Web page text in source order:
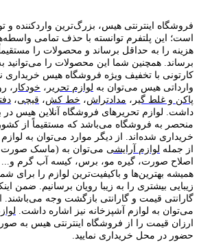
فروشگاه اینترنتی هیس، بزرگ‌ترین وارد‌کننده و
است؛ این پلتفرم توانسته با حذف تمامی
هزینه را به حداقل برساند و محصولات را
برساند. همچنین شما این محصولات را
کارتونی با تخفیف ویژه فروشگاه هیس خریداری
وارداتی هیس می‌توان به لوازم تحریر ، خودکار ،
پاکن و غلط گیر ، مدادتراش، خط کش، قیچی،
داشت. لوازم تحریر‌های فروشگاه آنلاین هیس در
منحصر به فروشگاه می‌باشد که مستقیماً از
خریداری شده‌اند. از دیگر موارد می‌توان به
از جمله لوازم آرایشی می‌توان به (ماسک
اصلاح صورت، گیره مو، برس، کیسه آب گرم
همیشه بهترین‌ها و باکیفیت‌ترین لوازم را برای
زیبایی بیشتری را به زیبا رویان برسانیم. ضمن
گارانتی قیمت و گارانتی بازگشت وجه
می‌توان به لوازم آشپزخانه نیز اشاره داشت.
ارزان قیمت را از فروشگاه اینترنتی هیس به
حضور در محل خریداری نمایید.